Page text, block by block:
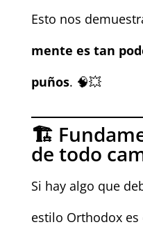
Esto nos
mente es tan
puños. 🧠💥
🏗️
de todo
Si hay algo que
estilo Orthodox es